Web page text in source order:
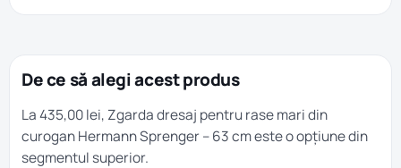
De ce să alegi acest produs
La 435,00 lei, Zgarda dresaj pentru rase mari din
curogan Hermann Sprenger – 63 cm este o opțiune din
segmentul superior.